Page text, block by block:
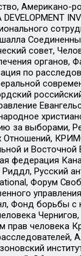
Американо-
совет,
органов,
по
за выборами,
Отношений,
и
федерация
Русский
Форум
Фонд борьбы с
прав человека